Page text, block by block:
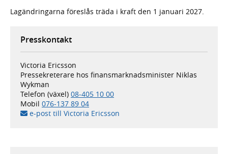
Lagändringarna föreslås träda i kraft den 1 januari 2027.
Presskontakt
Victoria Ericsson
Pressekreterare hos finansmarknadsminister Niklas
Wykman
Telefon (växel) 08-405 10 00
Mobil 076-137 89 04
e-post till Victoria Ericsson